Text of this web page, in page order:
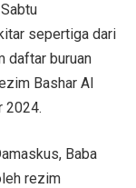
sepertiga dari
daftar buruan
Bashar Al
2024.
Baba
rezim